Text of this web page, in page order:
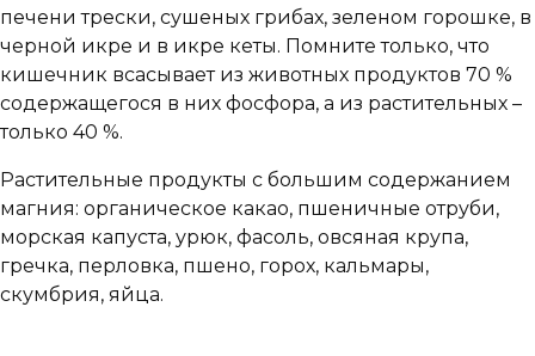
печени трески, сушеных грибах, зеленом горошке, в
черной икре и в икре кеты. Помните только, что
кишечник всасывает из животных продуктов 70 %
содержащегося в них фосфора, а из растительных –
только 40 %.
Растительные продукты с большим содержанием
магния: органическое какао, пшеничные отруби,
морская капуста, урюк, фасоль, овсяная крупа,
гречка, перловка, пшено, горох, кальмары,
скумбрия, яйца.